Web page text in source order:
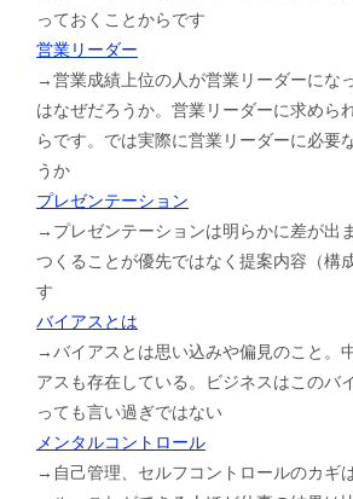
っておくことからです
営業リーダー
→営業成績上位の人が営業リーダーにな
はなぜだろうか。営業リーダーに求めら
らです。では実際に営業リーダーに必要
うか
プレゼンテーション
→プレゼンテーションは明らかに差が出
つくることが優先ではなく提案内容（構
す
バイアスとは
→バイアスとは思い込みや偏見のこと。
アスも存在している。ビジネスはこのバ
っても言い過ぎではない
メンタルコントロール
→自己管理、セルフコントロールのカギ